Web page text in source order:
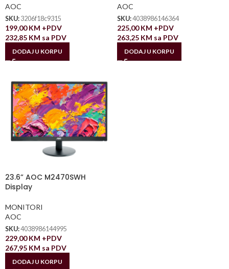
AOC
SKU: 3206f18c9315
199,00KM +PDV
232,85 KM sa PDV
DODAJ U KORPU
AOC
SKU:4038986146364
225,00KM +PDV
263,25 KM sa PDV
DODAJ U KORPU
23.6” AOC M2470SWH
Display
MONITORI
AOC
SKU:4038986144995
229,00KM +PDV
267,95 KM sa PDV
DODAJ U KORPU